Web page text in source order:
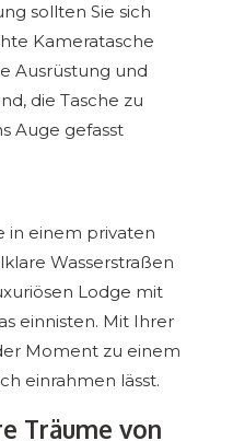
sollten Sie sich
Kameratasche
Ausrüstung und
die Tasche zu
Auge gefasst
in einem privaten
Wasserstraßen
Lodge mit
einnisten. Mit Ihrer
Moment zu einem
einrahmen lässt.
Träume von